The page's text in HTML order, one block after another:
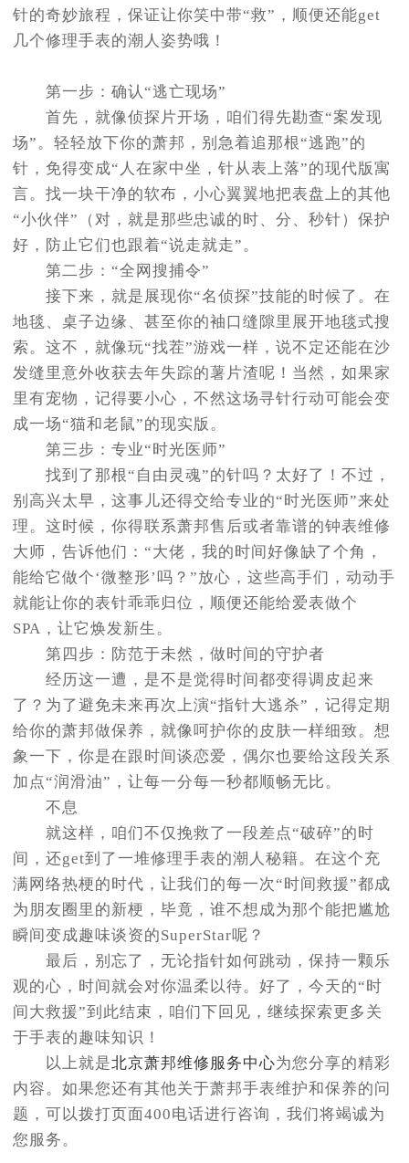
针的奇妙旅程，保证让你笑中带“救”，顺便还能get
几个修理手表的潮人姿势哦！
第一步：确认“逃亡现场”
首先，就像侦探片开场，咱们得先勘查“案发现
场”。轻轻放下你的萧邦，别急着追那根“逃跑”的
针，免得变成“人在家中坐，针从表上落”的现代版寓
言。找一块干净的软布，小心翼翼地把表盘上的其他
“小伙伴”（对，就是那些忠诚的时、分、秒针）保护
好，防止它们也跟着“说走就走”。
第二步：“全网搜捕令”
接下来，就是展现你“名侦探”技能的时候了。在
地毯、桌子边缘、甚至你的袖口缝隙里展开地毯式搜
索。这不，就像玩“找茬”游戏一样，说不定还能在沙
发缝里意外收获去年失踪的薯片渣呢！当然，如果家
里有宠物，记得要小心，不然这场寻针行动可能会变
成一场“猫和老鼠”的现实版。
第三步：专业“时光医师”
找到了那根“自由灵魂”的针吗？太好了！不过，
别高兴太早，这事儿还得交给专业的“时光医师”来处
理。这时候，你得联系萧邦售后或者靠谱的钟表维修
大师，告诉他们：“大佬，我的时间好像缺了个角，
能给它做个‘微整形’吗？”放心，这些高手们，动动手
就能让你的表针乖乖归位，顺便还能给爱表做个
SPA，让它焕发新生。
第四步：防范于未然，做时间的守护者
经历这一遭，是不是觉得时间都变得调皮起来
了？为了避免未来再次上演“指针大逃杀”，记得定期
给你的萧邦做保养，就像呵护你的皮肤一样细致。想
象一下，你是在跟时间谈恋爱，偶尔也要给这段关系
加点“润滑油”，让每一分每一秒都顺畅无比。
不息
就这样，咱们不仅挽救了一段差点“破碎”的时
间，还get到了一堆修理手表的潮人秘籍。在这个充
满网络热梗的时代，让我们的每一次“时间救援”都成
为朋友圈里的新梗，毕竟，谁不想成为那个能把尴尬
瞬间变成趣味谈资的SuperStar呢？
最后，别忘了，无论指针如何跳动，保持一颗乐
观的心，时间就会对你温柔以待。好了，今天的“时
间大救援”到此结束，咱们下回见，继续探索更多关
于手表的趣味知识！
以上就是北京萧邦维修服务中心为您分享的精彩
内容。如果您还有其他关于萧邦手表维护和保养的问
题，可以拨打页面400电话进行咨询，我们将竭诚为
您服务。